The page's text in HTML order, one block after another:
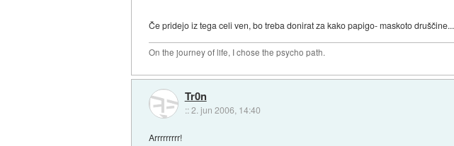
Če pridejo iz tega celi ven, bo treba donirat za kako papigo- maskoto druščine...
On the journey of life, I chose the psycho path.
Tr0n
::2. jun 2006, 14:40
Arrrrrrrrr!